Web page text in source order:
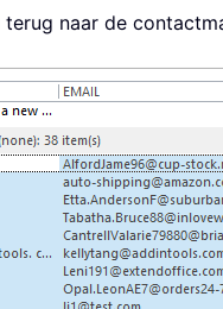
terug naar de